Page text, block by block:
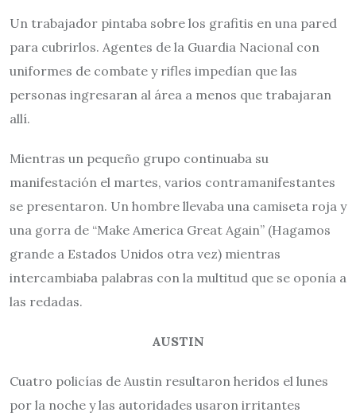
Un trabajador pintaba sobre los grafitis en una pared
para cubrirlos. Agentes de la Guardia Nacional con
uniformes de combate y rifles impedían que las
personas ingresaran al área a menos que trabajaran
allí.
Mientras un pequeño grupo continuaba su
manifestación el martes, varios contramanifestantes
se presentaron. Un hombre llevaba una camiseta roja y
una gorra de “Make America Great Again” (Hagamos
grande a Estados Unidos otra vez) mientras
intercambiaba palabras con la multitud que se oponía a
las redadas.
AUSTIN
Cuatro policías de Austin resultaron heridos el lunes
por la noche y las autoridades usaron irritantes